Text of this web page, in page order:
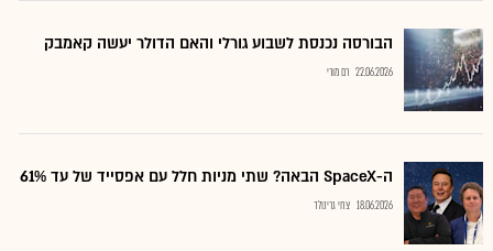
הבורסה נכנסת לשבוע גורלי והאם הדולר יעשה קאמבק
22.06.2026 רם מורי
ה-SpaceX הבאה? שתי מניות חלל עם אפסייד של עד 61%
18.06.2026 צחי גרינולד